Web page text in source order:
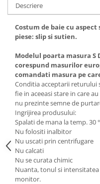
Descriere
Costum de baie cu
piese: slip si sutien.
Modelul poarta masura
corespund masurilor
comandati masura pe
Conditia acceptarii returului
fie in aceeasi stare in care
nu prezinte semne de
Ingrijirea produsului:
Spalati de mana la temp. 30
Nu folositi inalbitor
Nu uscati prin centrifugare
Nu calcati
Nu se curata chimic
Nuanta, tonul si
monitor.